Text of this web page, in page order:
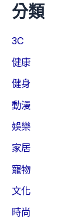
分類
3C
健康
健身
動漫
娛樂
家居
寵物
文化
時尚